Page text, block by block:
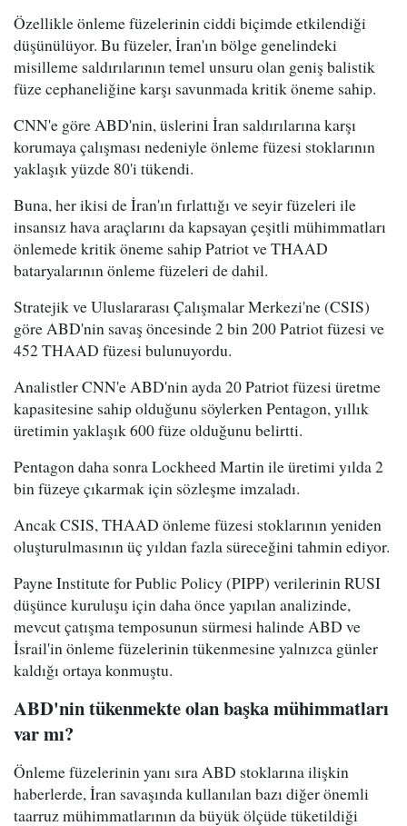
Özellikle önleme füzelerinin ciddi biçimde etkilendiği
düşünülüyor. Bu füzeler, İran'ın bölge genelindeki
misilleme saldırılarının temel unsuru olan geniş balistik
füze cephaneliğine karşı savunmada kritik öneme sahip.
CNN'e göre ABD'nin, üslerini İran saldırılarına karşı
korumaya çalışması nedeniyle önleme füzesi stoklarının
yaklaşık yüzde 80'i tükendi.
Buna, her ikisi de İran'ın fırlattığı ve seyir füzeleri ile
insansız hava araçlarını da kapsayan çeşitli mühimmatları
önlemede kritik öneme sahip Patriot ve THAAD
bataryalarının önleme füzeleri de dahil.
Stratejik ve Uluslararası Çalışmalar Merkezi'ne (CSIS)
göre ABD'nin savaş öncesinde 2 bin 200 Patriot füzesi ve
452 THAAD füzesi bulunuyordu.
Analistler CNN'e ABD'nin ayda 20 Patriot füzesi üretme
kapasitesine sahip olduğunu söylerken Pentagon, yıllık
üretimin yaklaşık 600 füze olduğunu belirtti.
Pentagon daha sonra Lockheed Martin ile üretimi yılda 2
bin füzeye çıkarmak için sözleşme imzaladı.
Ancak CSIS, THAAD önleme füzesi stoklarının yeniden
oluşturulmasının üç yıldan fazla süreceğini tahmin ediyor.
Payne Institute for Public Policy (PIPP) verilerinin RUSI
düşünce kuruluşu için daha önce yapılan analizinde,
mevcut çatışma temposunun sürmesi halinde ABD ve
İsrail'in önleme füzelerinin tükenmesine yalnızca günler
kaldığı ortaya konmuştu.
ABD'nin tükenmekte olan başka mühimmatları
var mı?
Önleme füzelerinin yanı sıra ABD stoklarına ilişkin
haberlerde, İran savaşında kullanılan bazı diğer önemli
taarruz mühimmatlarının da büyük ölçüde tüketildiği